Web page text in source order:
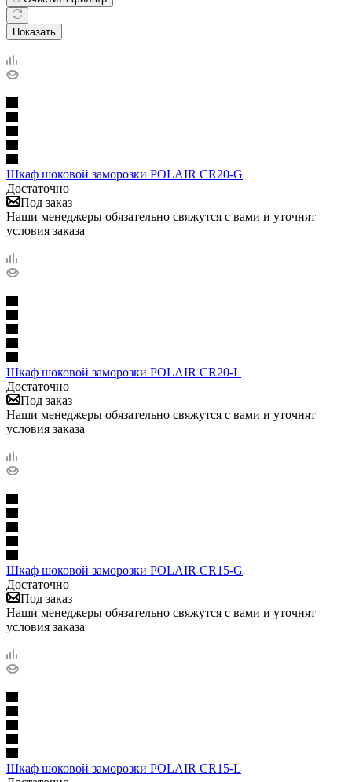
Показать
Шкаф шоковой заморозки POLAIR CR20-G
Достаточно
Под заказ
Наши менеджеры обязательно свяжутся с вами и уточнят
условия заказа
Шкаф шоковой заморозки POLAIR CR20-L
Достаточно
Под заказ
Наши менеджеры обязательно свяжутся с вами и уточнят
условия заказа
Шкаф шоковой заморозки POLAIR CR15-G
Достаточно
Под заказ
Наши менеджеры обязательно свяжутся с вами и уточнят
условия заказа
Шкаф шоковой заморозки POLAIR CR15-L